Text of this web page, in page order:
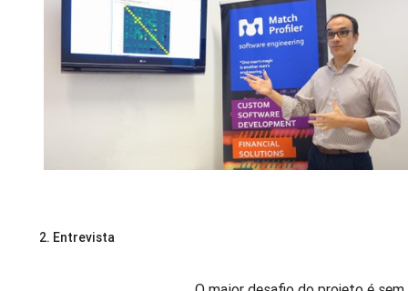
2. Entrevista